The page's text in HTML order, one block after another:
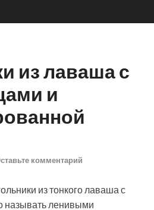
из лаваша с
и
комментарий
из тонкого лаваша с
называть ленивыми